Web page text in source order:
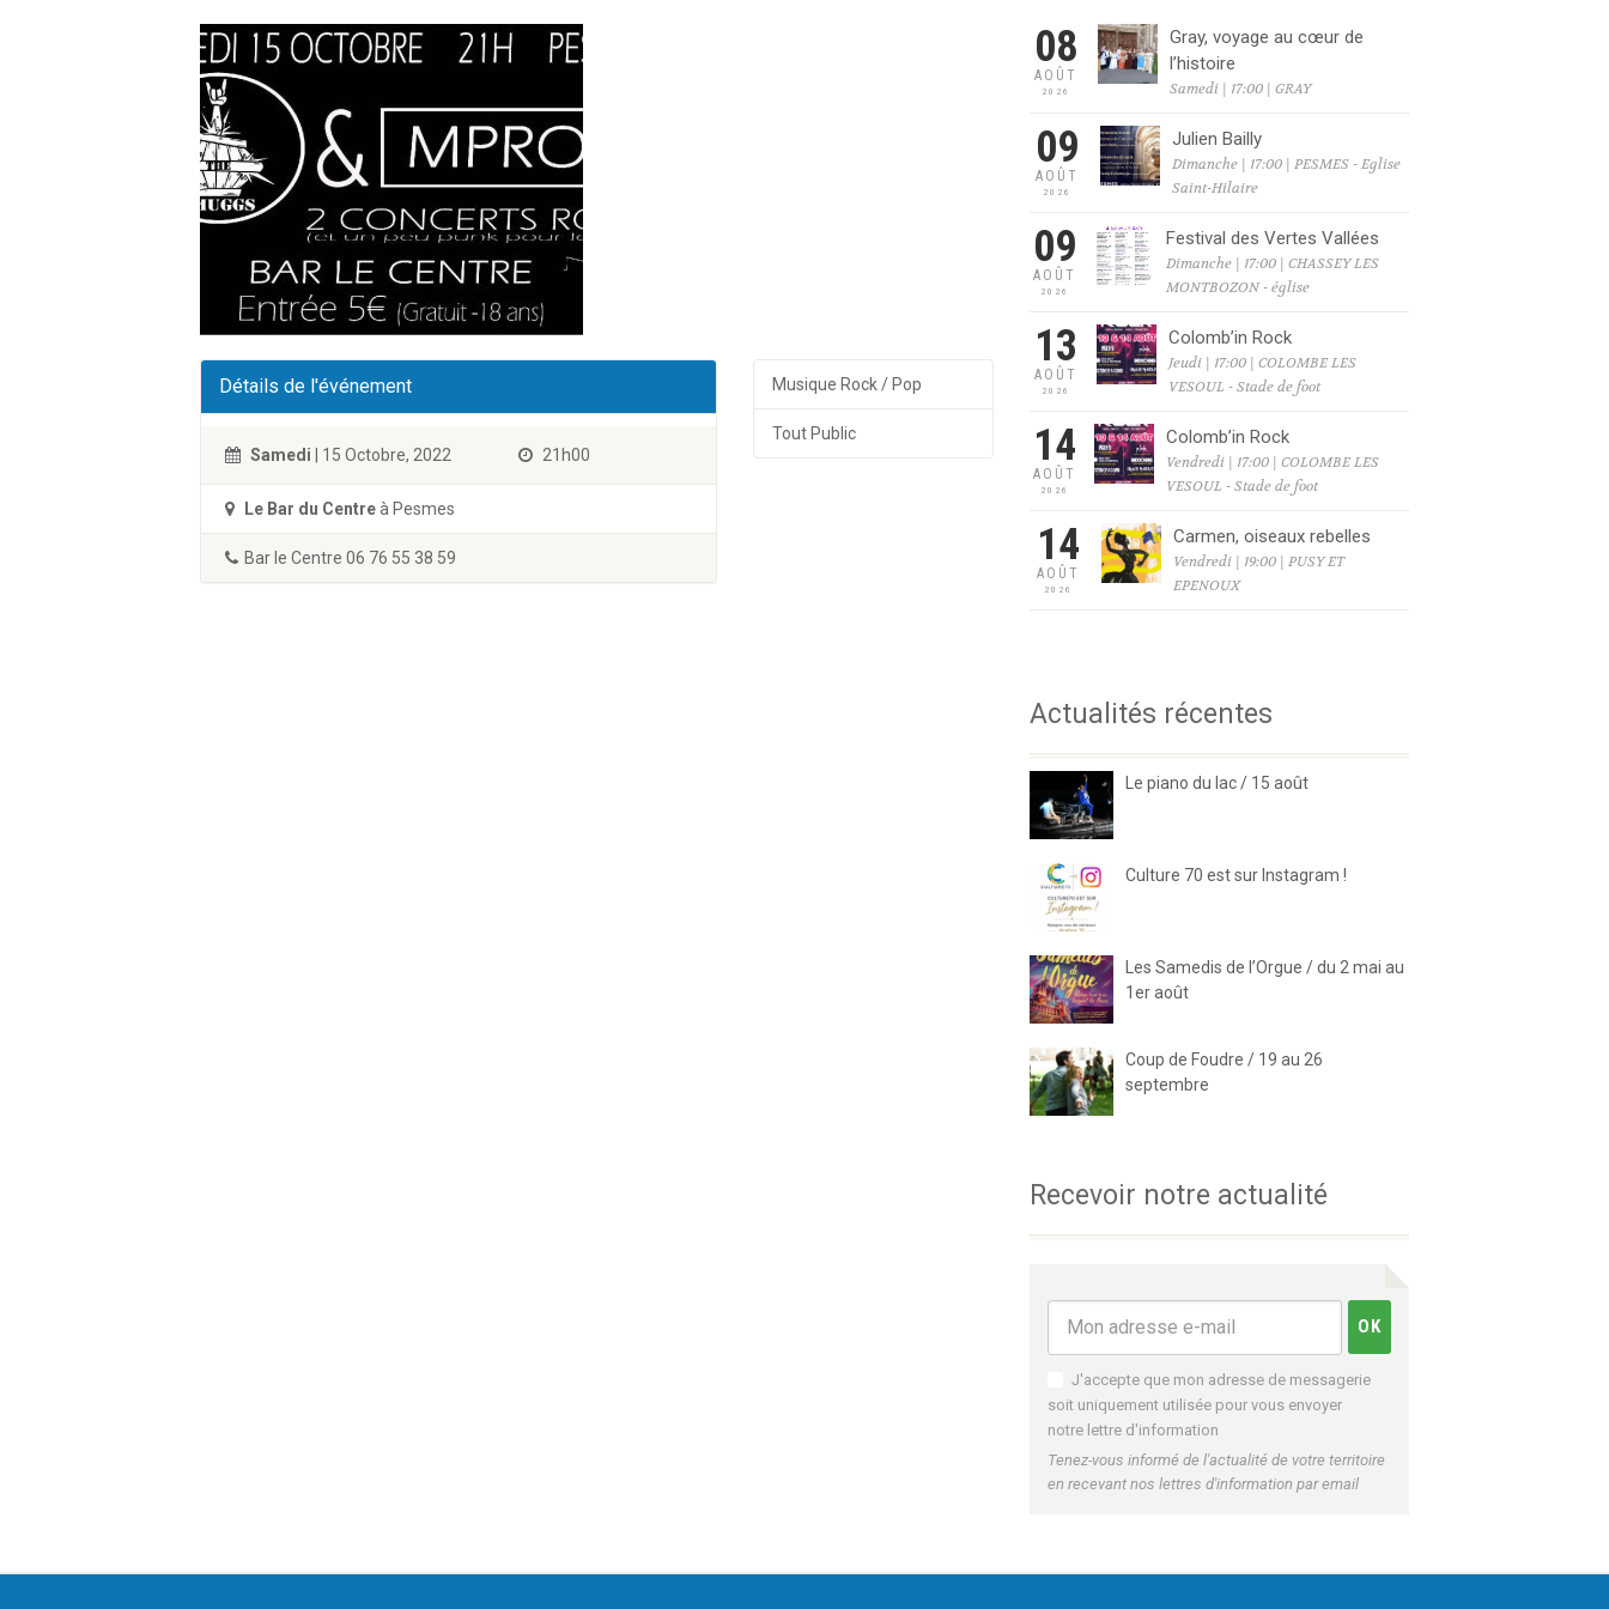
Détails de l'événement
Samedi | 15 Octobre, 2022 21h00
Le Bar du Centreà Pesmes
Bar le Centre 06 76 55 38 59
Musique Rock / Pop
Tout Public
08
AOÛT
2026
Gray, voyage au cœur de
l’histoire
Samedi | 17:00 | GRAY
09
AOÛT
2026
Julien Bailly
Dimanche | 17:00 | PESMES - Eglise
Saint-Hilaire
09
AOÛT
2026
Festival des Vertes Vallées
Dimanche | 17:00 | CHASSEY LES
MONTBOZON - église
13
AOÛT
2026
Colomb’in Rock
Jeudi | 17:00 | COLOMBE LES
VESOUL - Stade de foot
14
AOÛT
2026
Colomb’in Rock
Vendredi | 17:00 | COLOMBE LES
VESOUL - Stade de foot
14
AOÛT
2026
Carmen, oiseaux rebelles
Vendredi | 19:00 | PUSY ET
EPENOUX
Actualités récentes
Le piano du lac / 15 août
Culture 70 est sur Instagram !
Les Samedis de l’Orgue / du 2 mai au
1er août
Coup de Foudre / 19 au 26
septembre
Recevoir notre actualité
J'accepte que mon adresse de messagerie
soit uniquement utilisée pour vous envoyer
notre lettre d'information
Tenez-vous informé de l'actualité de votre territoire
en recevant nos lettres d'information par email